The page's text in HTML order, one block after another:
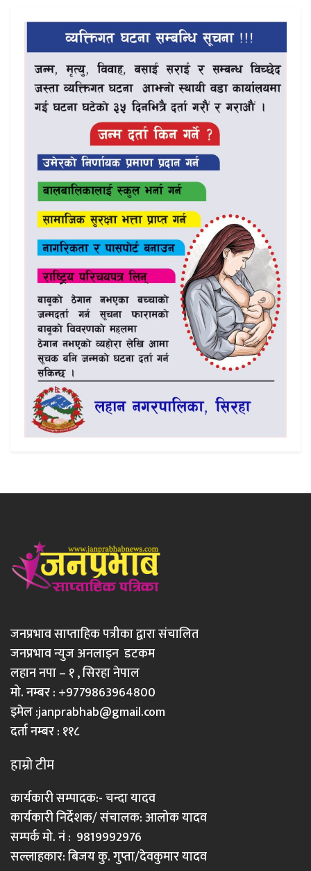
जनप्रभाव साप्ताहिक पत्रीका द्वारा संचालित
जनप्रभाव न्युज अनलाइन डटकम
लहान नपा – १ , सिरहा नेपाल
मो. नम्बर : +9779863964800
इमेल :janprabhab@gmail.com
दर्ता नम्बर : ११८
हाम्रो टीम
कार्यकारी सम्पादक:- चन्दा यादव
कार्यकारी निर्देशक/ संचालक: आलोक यादव
सम्पर्क मो. नं : 9819992976
सल्लाहकार: बिजय कु. गुप्ता/देवकुमार यादव